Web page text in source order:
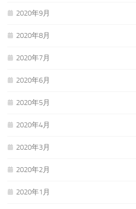
2020年9月
2020年8月
2020年7月
2020年6月
2020年5月
2020年4月
2020年3月
2020年2月
2020年1月